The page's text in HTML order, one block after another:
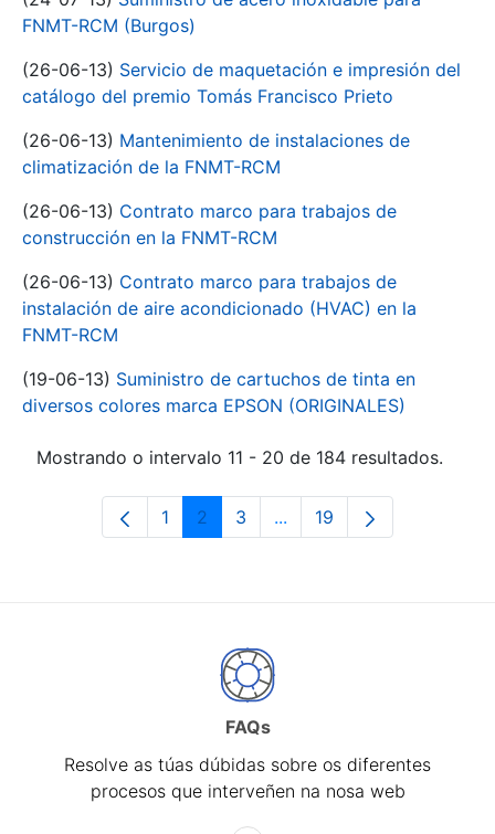
FNMT-RCM (Burgos)
(26-06-13) Servicio de maquetación e impresión del
catálogo del premio Tomás Francisco Prieto
(26-06-13) Mantenimiento de instalaciones de
climatización de la FNMT-RCM
(26-06-13) Contrato marco para trabajos de
construcción en la FNMT-RCM
(26-06-13) Contrato marco para trabajos de
instalación de aire acondicionado (HVAC) en la
FNMT-RCM
(19-06-13) Suministro de cartuchos de tinta en
diversos colores marca EPSON (ORIGINALES)
Mostrando o intervalo 11 - 20 de 184 resultados.
Páxina
1 Páxina
2 Páxina
3 ...Páxinas intermedias Use
Páxina
19
FAQs
Resolve as túas dúbidas sobre os diferentes
procesos que interveñen na nosa web